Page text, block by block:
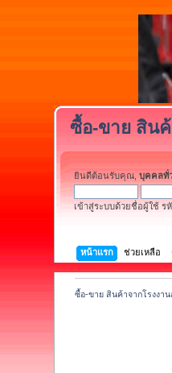
ซื้อ-ขาย สิน
ยินดีต้อนรับคุณ,บุคคลทั่
เข้าสู่ระบบด้วยชื่อผู้ใช้ ร
หน้าแรก ช่วยเหลือ
ซื้อ-ขาย สินค้าจากโรงงา